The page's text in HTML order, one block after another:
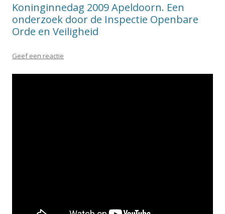
Koninginnedag 2009 Apeldoorn. Een
onderzoek door de Inspectie Openbare
Orde en Veiligheid
Geef een reactie